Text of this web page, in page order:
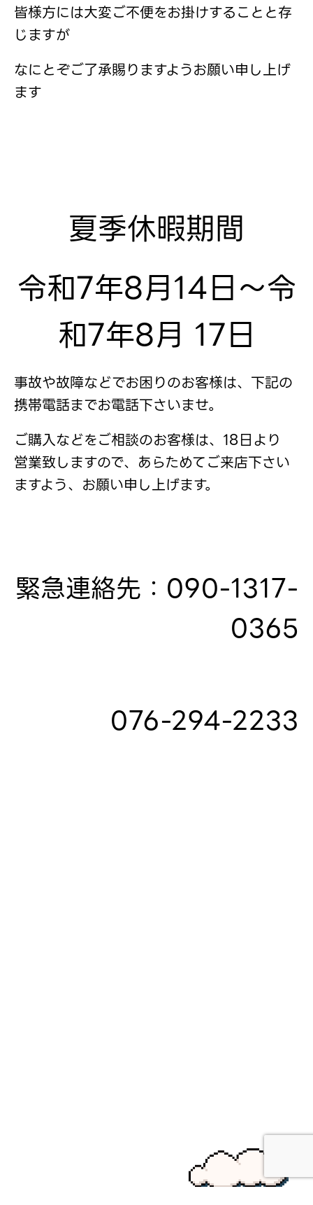
皆様方には大変ご不便をお掛けすることと存
じますが
なにとぞご了承賜りますようお願い申し上げ
ます
夏季休暇期間
令和7年8月14日～令
和7年8月 17日
事故や故障などでお困りのお客様は、下記の
携帯電話までお電話下さいませ。
ご購入などをご相談のお客様は、18日より
営業致しますので、あらためてご来店下さい
ますよう、お願い申し上げます。
緊急連絡先：090-1317-
0365
076-294-2233